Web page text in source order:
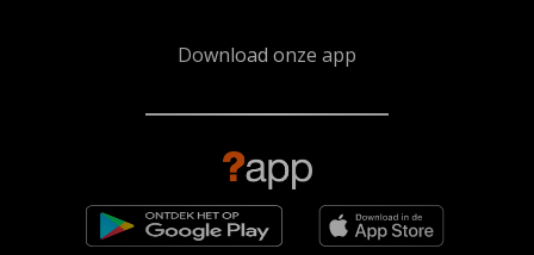
Download onze app